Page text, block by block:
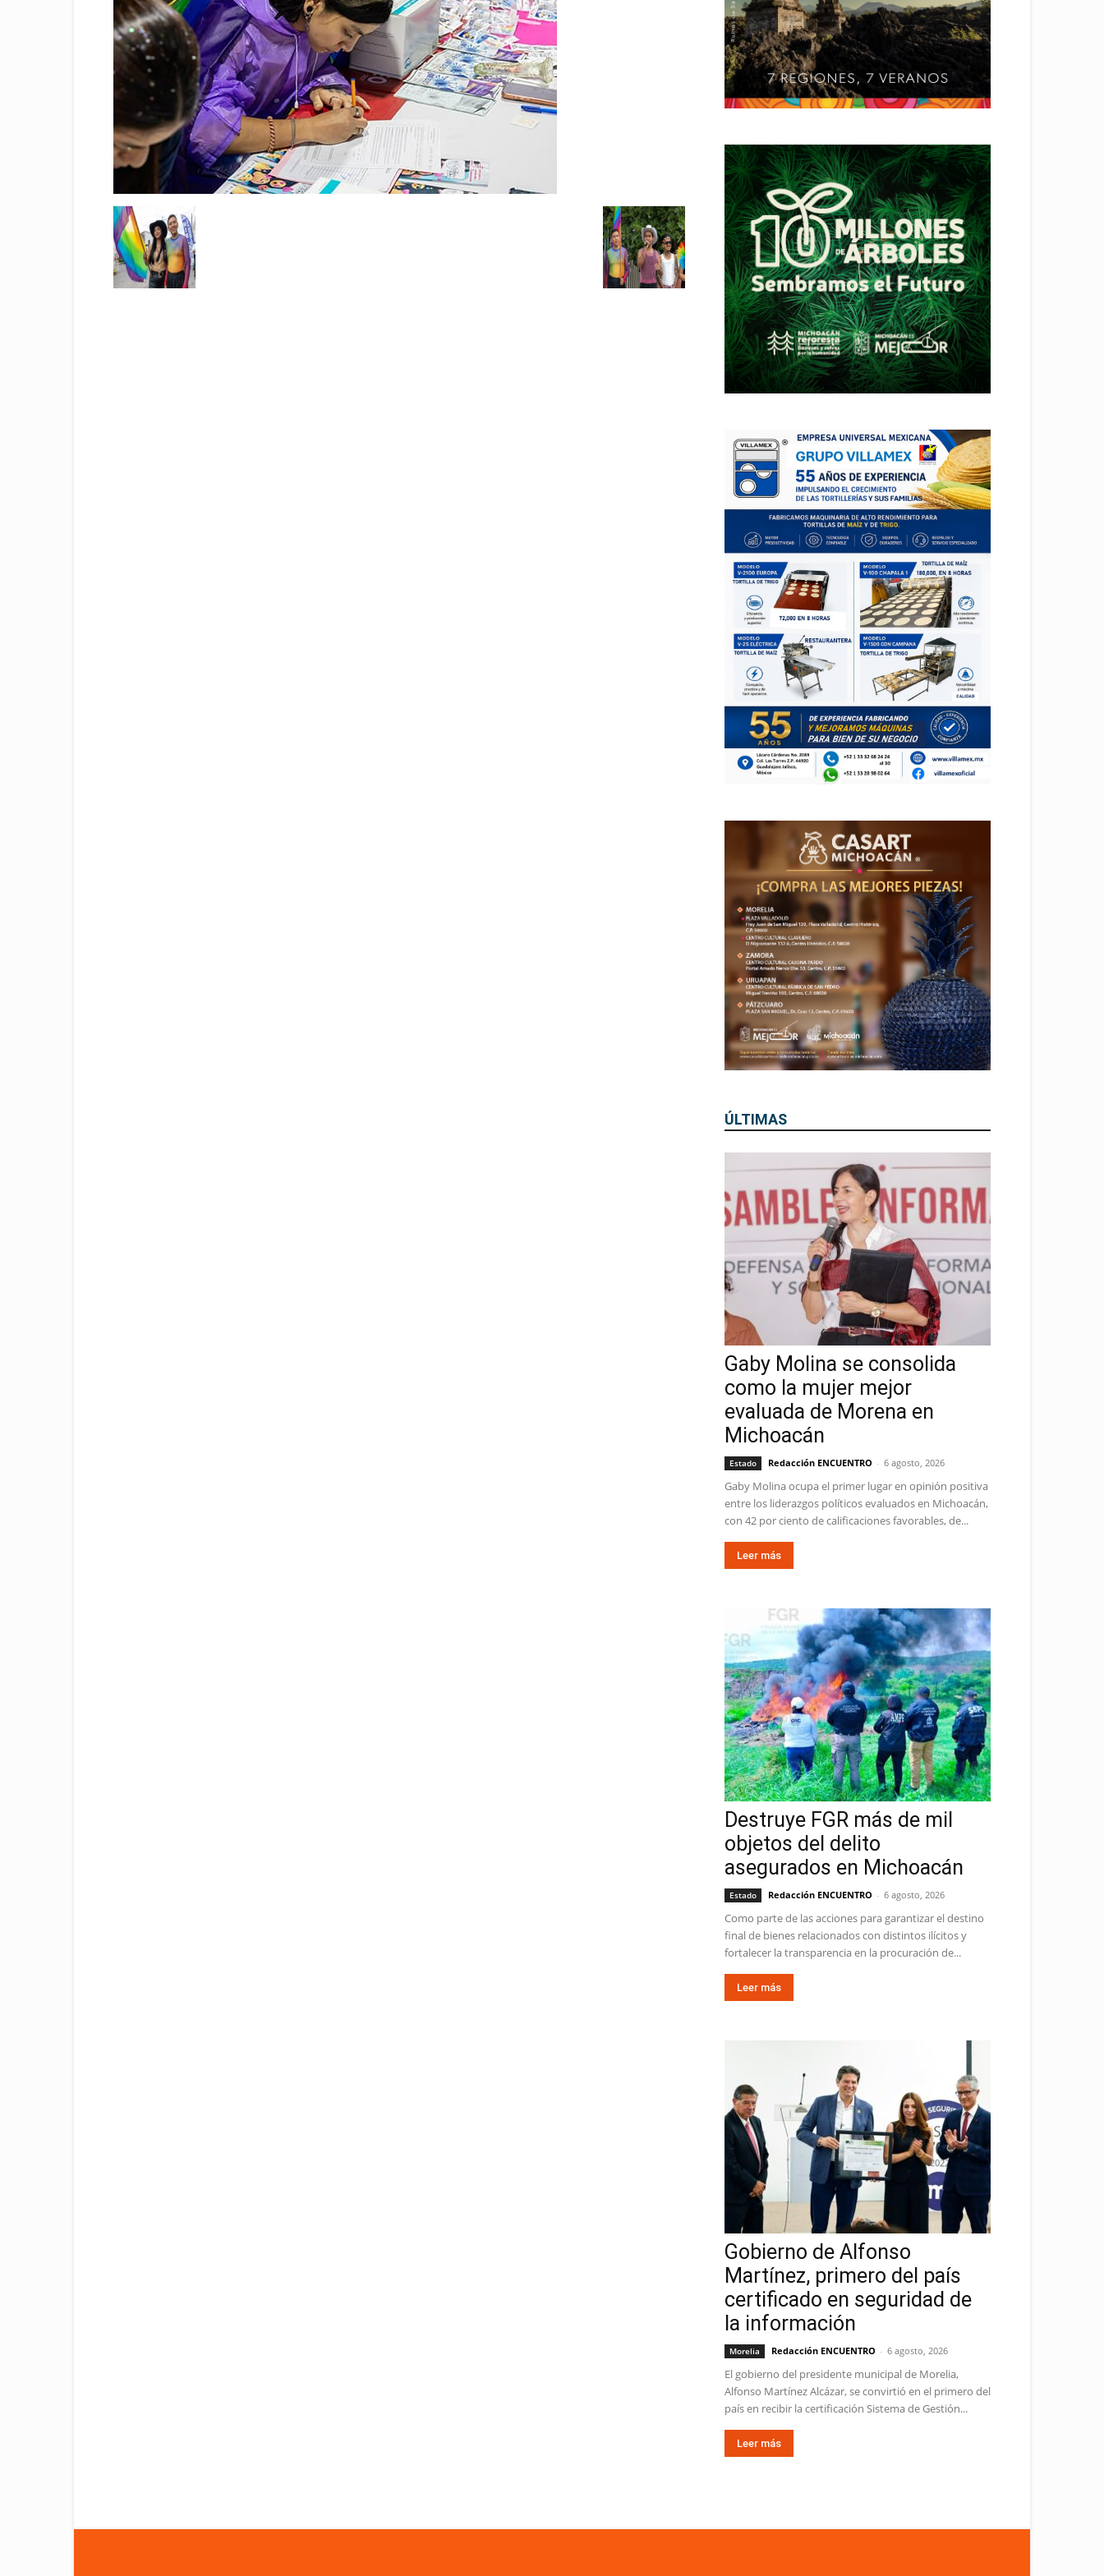
ÚLTIMAS
Gaby Molina se consolida
como la mujer mejor
evaluada de Morena en
Michoacán
Estado Redacción ENCUENTRO - 6 agosto, 2026
Gaby Molina ocupa el primer lugar en opinión positiva
entre los liderazgos políticos evaluados en Michoacán,
con 42 por ciento de calificaciones favorables, de...
Leer más
Destruye FGR más de mil
objetos del delito
asegurados en Michoacán
Estado Redacción ENCUENTRO - 6 agosto, 2026
Como parte de las acciones para garantizar el destino
final de bienes relacionados con distintos ilícitos y
fortalecer la transparencia en la procuración de...
Leer más
Gobierno de Alfonso
Martínez, primero del país
certificado en seguridad de
la información
Morelia Redacción ENCUENTRO - 6 agosto, 2026
El gobierno del presidente municipal de Morelia,
Alfonso Martínez Alcázar, se convirtió en el primero del
país en recibir la certificación Sistema de Gestión...
Leer más